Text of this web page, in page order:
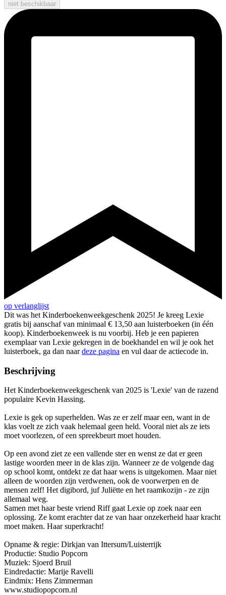
niet beschikbaar
op verlanglijst
Dit was het Kinderboekenweekgeschenk 2025! Je kreeg Lexie
gratis bij aanschaf van minimaal € 13,50 aan luisterboeken (in één
koop). Kinderboekenweek is nu voorbij. Heb je een papieren
exemplaar van Lexie gekregen in de boekhandel en wil je ook het
luisterboek, ga dan naardeze pagina en vul daar de actiecode in.
Beschrijving
Het Kinderboekenweekgeschenk van 2025 is 'Lexie' van de razend
populaire Kevin Hassing.
Lexie is gek op superhelden. Was ze er zelf maar een, want in de
klas voelt ze zich vaak helemaal geen held. Vooral niet als ze iets
moet voorlezen, of een spreekbeurt moet houden.
Op een avond ziet ze een vallende ster en wenst ze dat er geen
lastige woorden meer in de klas zijn. Wanneer ze de volgende dag
op school komt, ontdekt ze dat haar wens is uitgekomen. Maar niet
alleen de woorden zijn verdwenen, ook de voorwerpen en de
mensen zelf! Het digibord, juf Juliëtte en het raamkozijn - ze zijn
allemaal weg.
Samen met haar beste vriend Riff gaat Lexie op zoek naar een
oplossing. Ze komt erachter dat ze van haar onzekerheid haar kracht
moet maken. Haar superkracht!
Opname & regie: Dirkjan van Ittersum/Luisterrijk
Productie: Studio Popcorn
Muziek: Sjoerd Bruil
Eindredactie: Marije Ravelli
Eindmix: Hens Zimmerman
www.studiopopcorn.nl